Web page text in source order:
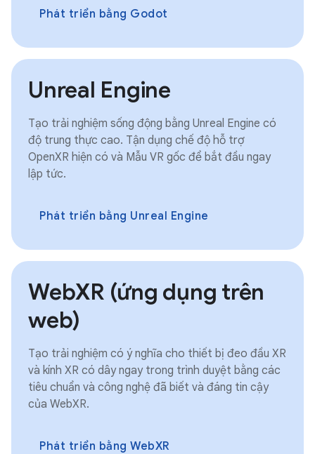
Phát triển bằng Godot
Unreal Engine
Tạo trải nghiệm sống động bằng Unreal Engine có
độ trung thực cao. Tận dụng chế độ hỗ trợ
OpenXR hiện có và Mẫu VR gốc để bắt đầu ngay
lập tức.
Phát triển bằng Unreal Engine
WebXR (ứng dụng trên
web)
Tạo trải nghiệm có ý nghĩa cho thiết bị đeo đầu XR
và kính XR có dây ngay trong trình duyệt bằng các
tiêu chuẩn và công nghệ đã biết và đáng tin cậy
của WebXR.
Phát triển bằng WebXR